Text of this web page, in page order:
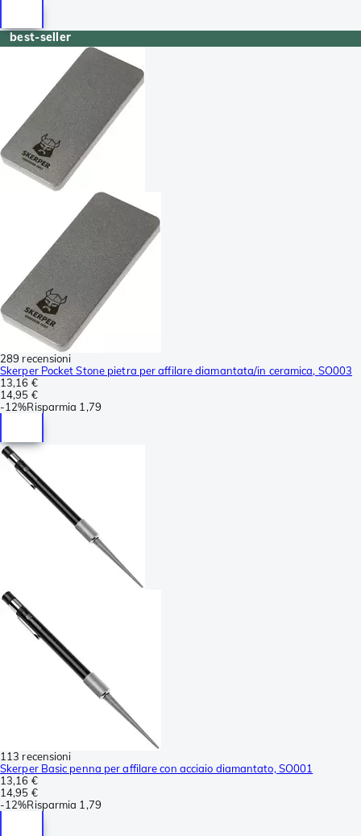
best-seller
289 recensioni
Skerper Pocket Stone pietra per affilare diamantata/in ceramica, SO003
13,16 €
14,95 €
-12%Risparmia 1,79
113 recensioni
Skerper Basic penna per affilare con acciaio diamantato, SO001
13,16 €
14,95 €
-12%Risparmia 1,79